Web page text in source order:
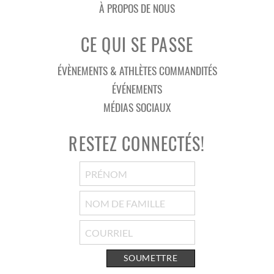
À PROPOS DE NOUS
CE QUI SE PASSE
ÉVÈNEMENTS & ATHLÈTES COMMANDITÉS
ÉVÉNEMENTS
MÉDIAS SOCIAUX
RESTEZ CONNECTÉS!
SOUMETTRE